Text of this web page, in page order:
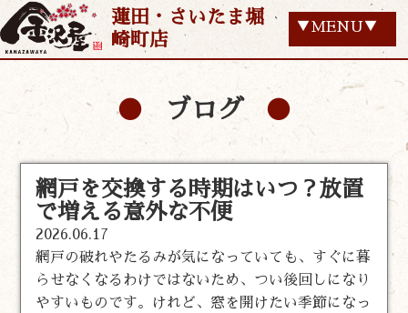
蓮田・さいたま堀
崎町店
▼MENU▼
ブログ
網戸を交換する時期はいつ？放置
で増える意外な不便
2026.06.17
網戸の破れやたるみが気になっていても、すぐに暮
らせなくなるわけではないため、つい後回しになり
やすいものです。けれど、窓を開けたい季節になっ